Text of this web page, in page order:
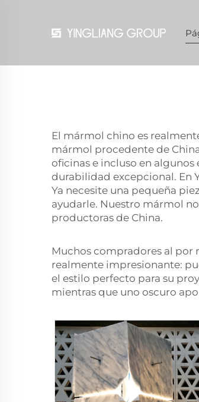
El mármol chino es
mármol procedente de
oficinas e incluso en
durabilidad excepcional. En
Ya necesite una pequeña
ayudarle. Nuestro mármol
productoras de China.
Muchos compradores al por
realmente impresionante:
el estilo perfecto para su
mientras que uno oscuro